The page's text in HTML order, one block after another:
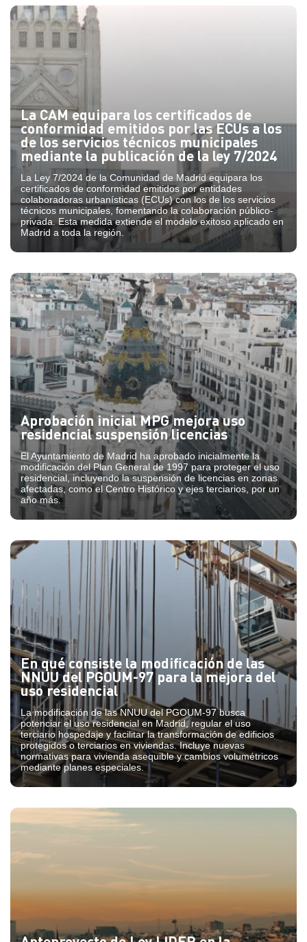
La CAM equipara los certificados de
conformidad emitidos por las ECUs a los
de los servicios técnicos municipales
mediante la publicación de la ley 7/2024
La Ley 7/2024 de la Comunidad de Madrid equipara los
certificados de conformidad emitidos por entidades
colaboradoras urbanísticas (ECUs) con los de los servicios
técnicos municipales, fomentando la colaboración público-
privada. Esta medida extiende el modelo exitoso aplicado en
Madrid a toda la región.
Aprobación inicial MPG mejora uso
residencial suspensión licencias
El Ayuntamiento de Madrid ha aprobado inicialmente la
modificación del Plan General de 1997 para proteger el uso
residencial, incluyendo la suspensión de licencias en zonas
afectadas, como el Centro Histórico y ejes terciarios, por un
año más.
En qué consiste la modificación de las
NNUU del PGOUM-97 para la mejora del
uso residencial
La modificación de las NNUU del PGOUM-97 busca
potenciar el uso residencial en Madrid, regular el uso
terciario hospedaje y facilitar la transformación de edificios
protegidos o terciarios en viviendas. Incluye nuevas
normativas para vivienda asequible y cambios volumétricos
mediante planes especiales.